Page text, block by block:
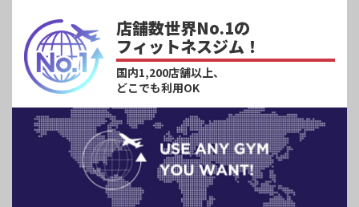
店舗数世界No.1の
フィットネスジム！
国内1,200店舗以上、
どこでも利用OK